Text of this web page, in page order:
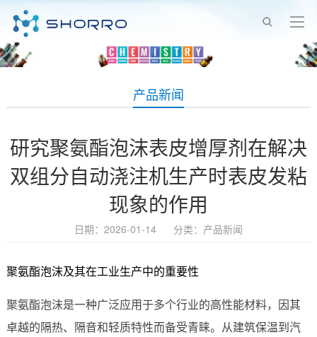
产品新闻
研究聚氨酯泡沫表皮增厚剂在解决
双组分自动浇注机生产时表皮发粘
现象的作用
日期：2026-01-14 分类： 产品新闻
聚氨酯泡沫及其在工业生产中的重要性
聚氨酯泡沫是一种广泛应用于多个行业的高性能材料，因其
卓越的隔热、隔音和轻质特性而备受青睐。从建筑保温到汽